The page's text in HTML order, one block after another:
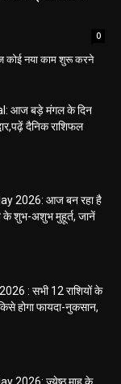
0
नया काम शुरू करने
आज बड़े मंगल के दिन
दैनिक राशिफल
2026: आज बन रहा है
के शुभ-अशुभ मुहूर्त, जानें
: सभी 12 राशियों के
होगा फायदा-नुकसान,
2026: ज्येष्ठ माह के